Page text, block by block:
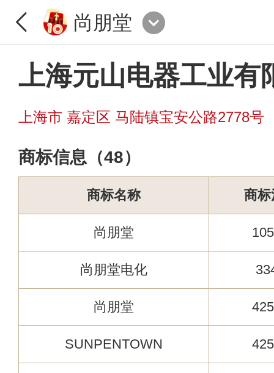
尚朋堂
上海元山电器工业有
上海市 嘉定区 马陆镇宝安公路2778号
商标信息（48）
商标名称 商
尚朋堂
尚朋堂电化
尚朋堂
SUNPENTOWN